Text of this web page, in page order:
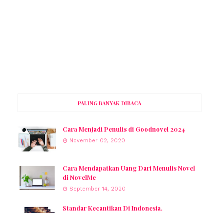
PALING BANYAK DIBACA
Cara Menjadi Penulis di Goodnovel 2024
November 02, 2020
Cara Mendapatkan Uang Dari Menulis Novel
di NovelMe
September 14, 2020
Standar Kecantikan Di Indonesia.